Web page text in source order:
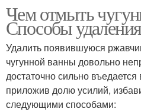
Чем отмыть
Способы
Удалить появившуюся
чугунной ванны довольно
достаточно сильно
приложив долю усилий,
следующими способами: